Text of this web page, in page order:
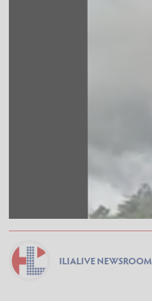
ILIALIVE NEWSROOM